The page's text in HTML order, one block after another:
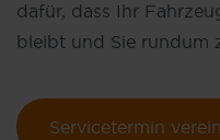
dafür, dass Ihr
bleibt und Sie rundum
Servicetermin